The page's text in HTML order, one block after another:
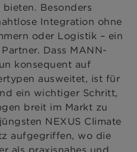
Besonders
Integration ohne
oder Logistik – ein
Dass MANN-
konsequent auf
ausweitet, ist für
ein wichtiger Schritt,
breit im Markt zu
NEXUS Climate
aufgegriffen, wo die